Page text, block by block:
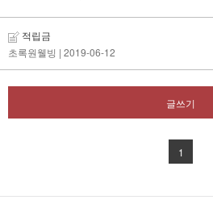
적립금
초록원웰빙 | 2019-06-12
글쓰기
1